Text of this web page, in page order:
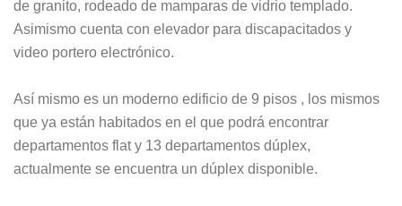
de granito, rodeado de mamparas de vidrio templado.
Asimismo cuenta con elevador para discapacitados y
video portero electrónico.
Así mismo es un moderno edificio de 9 pisos , los mismos
que ya están habitados en el que podrá encontrar
departamentos flat y 13 departamentos dúplex,
actualmente se encuentra un dúplex disponible.